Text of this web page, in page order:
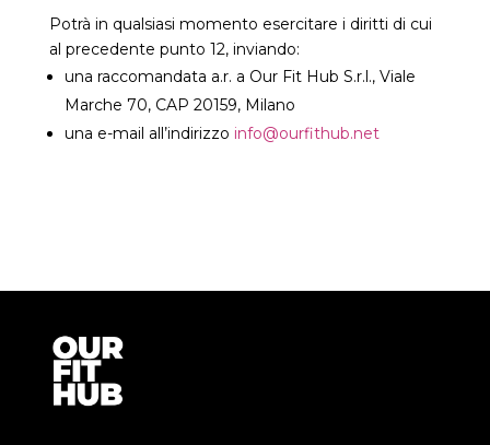
Potrà in qualsiasi momento esercitare i diritti di cui
al precedente punto 12, inviando:
una raccomandata a.r. a Our Fit Hub S.r.l., Viale
Marche 70, CAP 20159, Milano
una e-mail all’indirizzo info@ourfithub.net